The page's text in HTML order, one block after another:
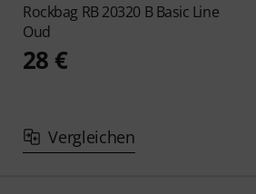
Rockbag RB 20320 B Basic Line
Oud
28 €
Vergleichen